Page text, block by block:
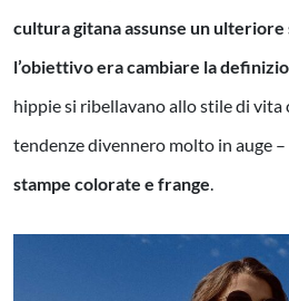
cultura gitana assunse un
l’obiettivo era cambiare la
hippie si ribellavano allo stile di vita
tendenze divennero molto in auge –
stampe colorate e frange